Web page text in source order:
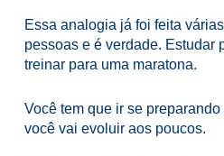
Essa analogia já foi feita
pessoas e é verdade. Estudar
treinar para uma maratona.
Você tem que ir se
você vai evoluir aos poucos.